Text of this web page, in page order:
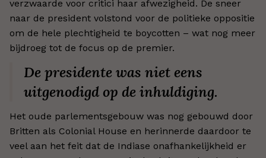
verzwaarde voor critici haar afwezigheid. De sneer
naar de president volstond voor de politieke oppositie
om de hele plechtigheid te boycotten – wat nog meer
bijdroeg tot de focus op de premier.
De presidente was niet eens
uitgenodigd op de inhuldiging.
Het oude parlementsgebouw was nog gebouwd door
Britten als Colonial House en herinnerde daardoor te
veel aan het feit dat de Indiase onafhankelijkheid er